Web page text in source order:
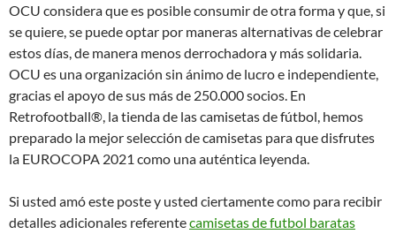
OCU considera que es posible consumir de otra forma y que, si
se quiere, se puede optar por maneras alternativas de celebrar
estos días, de manera menos derrochadora y más solidaria.
OCU es una organización sin ánimo de lucro e independiente,
gracias el apoyo de sus más de 250.000 socios. En
Retrofootball®, la tienda de las camisetas de fútbol, hemos
preparado la mejor selección de camisetas para que disfrutes
la EUROCOPA 2021 como una auténtica leyenda.
Si usted amó este poste y usted ciertamente como para recibir
detalles adicionales referentecamisetas de futbol baratas